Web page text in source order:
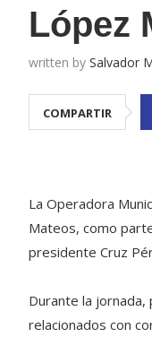
López
written by Salvador
COMPARTIR
La Operadora
Mateos, como
presidente Cruz
Durante la
relacionados con